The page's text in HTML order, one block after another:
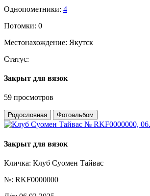
Однопометники: 4
Потомки: 0
Местонахождение: Якутск
Статус:
Закрыт для вязок
59 просмотров
Родословная Фотоальбом
Закрыт для вязок
Кличка: Клуб Суомен Тайвас
№: RKF0000000